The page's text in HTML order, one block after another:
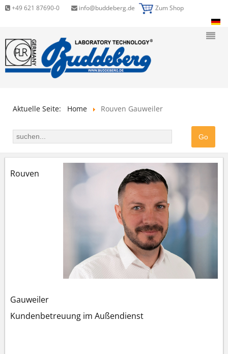
+49 621 87690-0 info@buddeberg.de Zum Shop
Aktuelle Seite: Home Rouven Gauweiler
Rouven
Gauweiler
Kundenbetreuung im Außendienst